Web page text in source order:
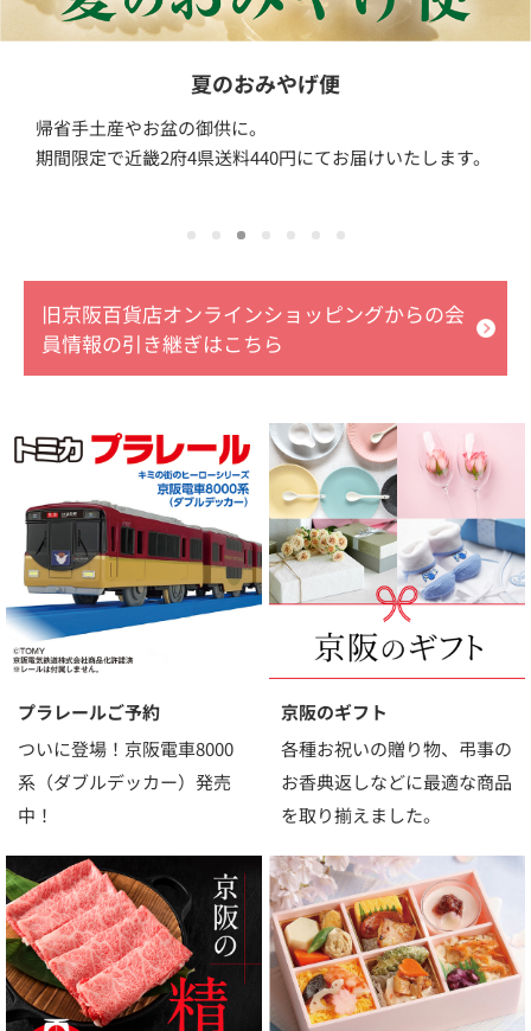
夏のおみやげ便
帰省手土産やお盆の御供に。
期間限定で近畿2府4県送料440円にてお届けいたします。
旧京阪百貨店オンラインショッピングからの会
員情報の引き継ぎはこちら
プラレールご予約
ついに登場！京阪電車8000
系（ダブルデッカー）発売
中！
京阪のギフト
各種お祝いの贈り物、弔事の
お香典返しなどに最適な商品
を取り揃えました。